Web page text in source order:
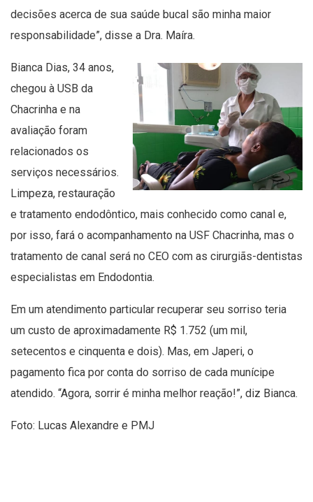
decisões acerca de sua saúde bucal são minha maior
responsabilidade”, disse a Dra. Maíra.
Bianca Dias, 34 anos,
chegou à USB da
Chacrinha e na
avaliação foram
relacionados os
serviços necessários.
Limpeza, restauração
e tratamento endodôntico, mais conhecido como canal e,
por isso, fará o acompanhamento na USF Chacrinha, mas o
tratamento de canal será no CEO com as cirurgiãs-dentistas
especialistas em Endodontia.
Em um atendimento particular recuperar seu sorriso teria
um custo de aproximadamente R$ 1.752 (um mil,
setecentos e cinquenta e dois). Mas, em Japeri, o
pagamento fica por conta do sorriso de cada munícipe
atendido. “Agora, sorrir é minha melhor reação!”, diz Bianca.
Foto: Lucas Alexandre e PMJ